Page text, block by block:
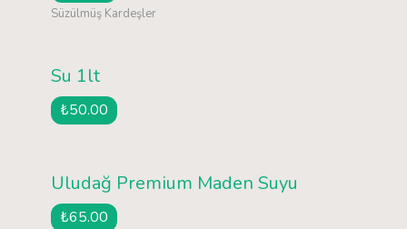
Süzülmüş Kardeşler
Su 1lt
₺50.00
Uludağ Premium Maden Suyu
₺65.00